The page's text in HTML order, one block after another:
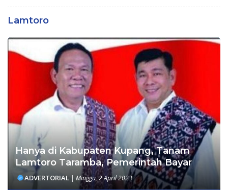
Lamtoro
Hanya di Kabupaten Kupang, Tanam
Lamtoro Taramba, Pemerintah Bayar
ADVERTORIAL | Minggu, 2 April 2023